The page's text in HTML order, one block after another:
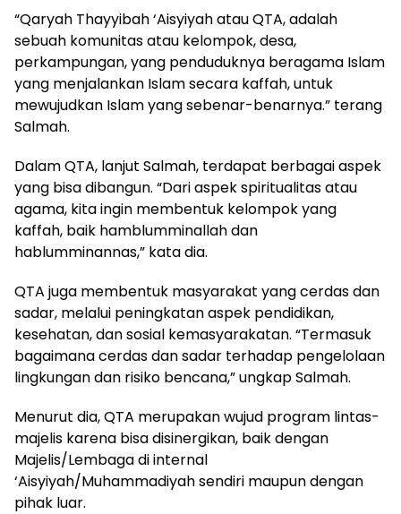
“Qaryah Thayyibah ‘Aisyiyah atau QTA, adalah
sebuah komunitas atau kelompok, desa,
perkampungan, yang penduduknya beragama Islam
yang menjalankan Islam secara kaffah, untuk
mewujudkan Islam yang sebenar-benarnya.” terang
Salmah.
Dalam QTA, lanjut Salmah, terdapat berbagai aspek
yang bisa dibangun. “Dari aspek spiritualitas atau
agama, kita ingin membentuk kelompok yang
kaffah, baik hamblumminallah dan
hablumminannas,” kata dia.
QTA juga membentuk masyarakat yang cerdas dan
sadar, melalui peningkatan aspek pendidikan,
kesehatan, dan sosial kemasyarakatan. “Termasuk
bagaimana cerdas dan sadar terhadap pengelolaan
lingkungan dan risiko bencana,” ungkap Salmah.
Menurut dia, QTA merupakan wujud program lintas-
majelis karena bisa disinergikan, baik dengan
Majelis/Lembaga di internal
‘Aisyiyah/Muhammadiyah sendiri maupun dengan
pihak luar.